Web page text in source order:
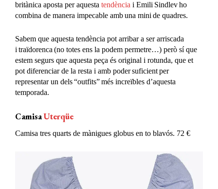
britànica aposta per aquestatendència i Emili Sindlev ho
combina de manera impecable amb una mini de quadres.
Sabem que aquesta tendència pot arribar a ser arriscada
i traïdorenca (no totes ens la podem permetre…) però sí que
estem segurs que aquesta peça és original i rotunda, que et
pot diferenciar de la resta i amb poder suficient per
representar un dels “outfits” més increïbles d’aquesta
temporada.
CamisaUterqüe
Camisa tres quarts de mànigues globus en to blavós. 72 €